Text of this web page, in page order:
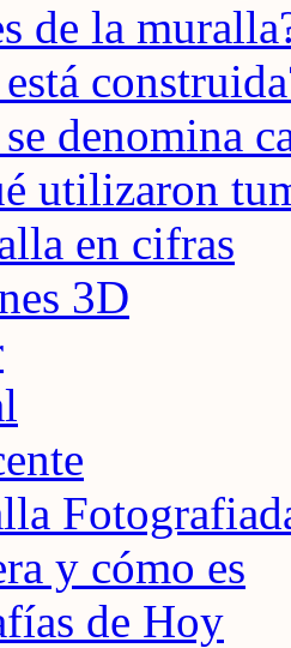
de la
denomina
utilizaron
en cifras
3D
y cómo es
de Hoy